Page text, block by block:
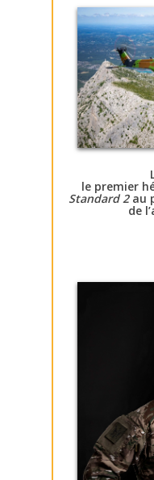
le premier
Standard 2au
de